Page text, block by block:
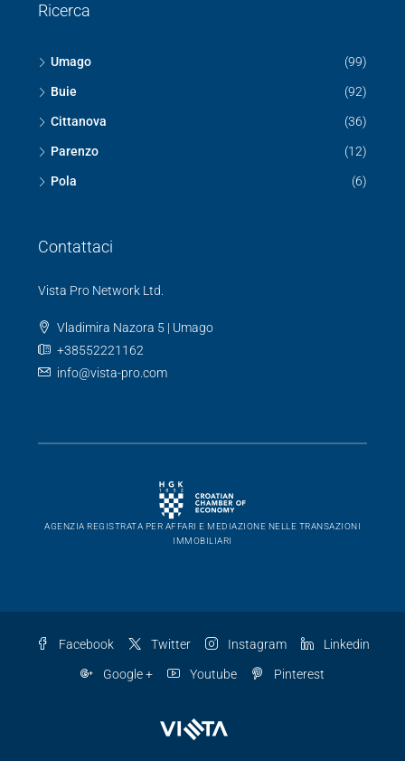
Ricerca
Umago (99)
Buie (92)
Cittanova (36)
Parenzo (12)
Pola (6)
Contattaci
Vista Pro Network Ltd.
Vladimira Nazora 5 | Umago
+38552221162
info@vista-pro.com
AGENZIA REGISTRATA PER AFFARI E MEDIAZIONE NELLE TRANSAZIONI
IMMOBILIARI
Facebook Twitter Instagram Linkedin
Google + Youtube Pinterest